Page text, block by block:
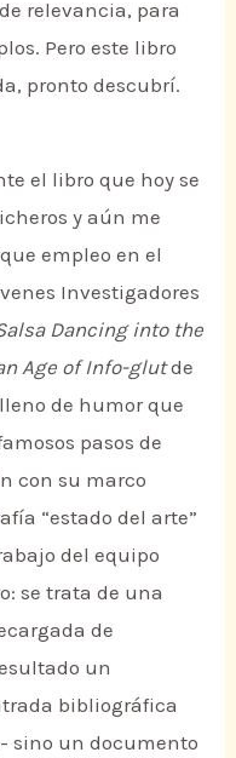
relevancia, para
Pero este libro
pronto descubrí.
el libro que hoy se
y aún me
empleo en el
Investigadores
Dancing into the
Age of Info-glutde
de humor que
pasos de
con su marco
“estado del arte”
del equipo
se trata de una
de
un
bibliográfica
sino un documento